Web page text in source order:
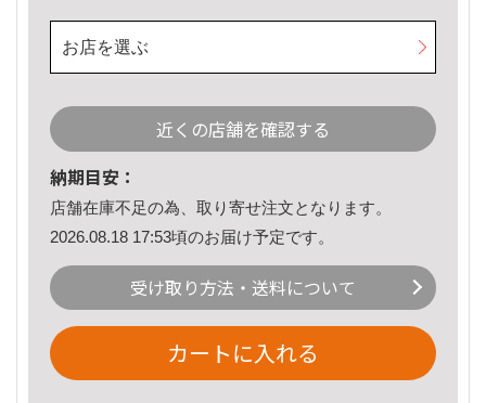
お店を選ぶ
近くの店舗を確認する
納期目安：
店舗在庫不足の為、取り寄せ注文となります。
2026.08.18 17:53頃のお届け予定です。
受け取り方法・送料について
カートに入れる